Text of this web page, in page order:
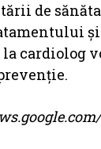
de
cardiolog